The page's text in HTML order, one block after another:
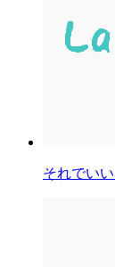
それでい